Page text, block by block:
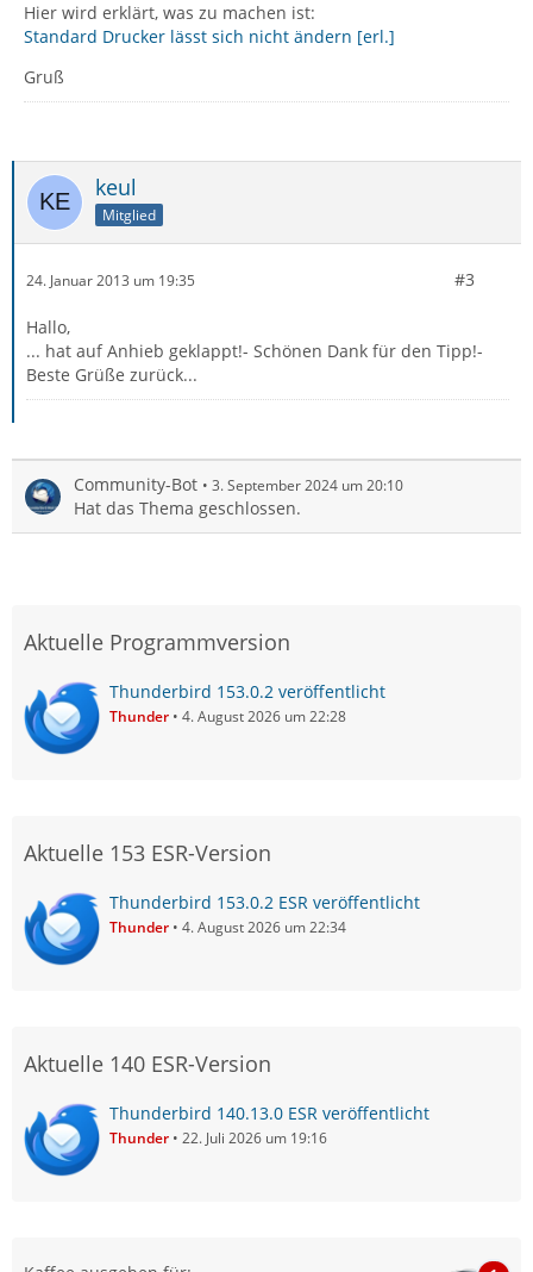
Hier wird erklärt, was zu machen ist:
Standard Drucker lässt sich nicht ändern [erl.]
Gruß
keul
Mitglied
24. Januar 2013 um 19:35 #3
Hallo,
... hat auf Anhieb geklappt!- Schönen Dank für den Tipp!-
Beste Grüße zurück...
Community-Bot 3. September 2024 um 20:10
Hat das Thema geschlossen.
Aktuelle Programmversion
Thunderbird 153.0.2 veröffentlicht
Thunder 4. August 2026 um 22:28
Aktuelle 153 ESR-Version
Thunderbird 153.0.2 ESR veröffentlicht
Thunder 4. August 2026 um 22:34
Aktuelle 140 ESR-Version
Thunderbird 140.13.0 ESR veröffentlicht
Thunder 22. Juli 2026 um 19:16